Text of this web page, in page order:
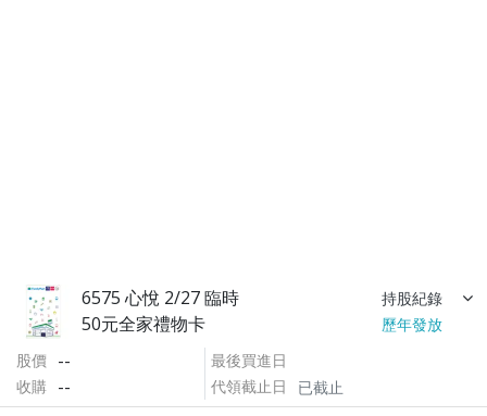
6575 心悅 2/27 臨時 持股紀錄
50元全家禮物卡
歷年發放
股價
--
收購 --
最後買進日
代領截止日
已截止